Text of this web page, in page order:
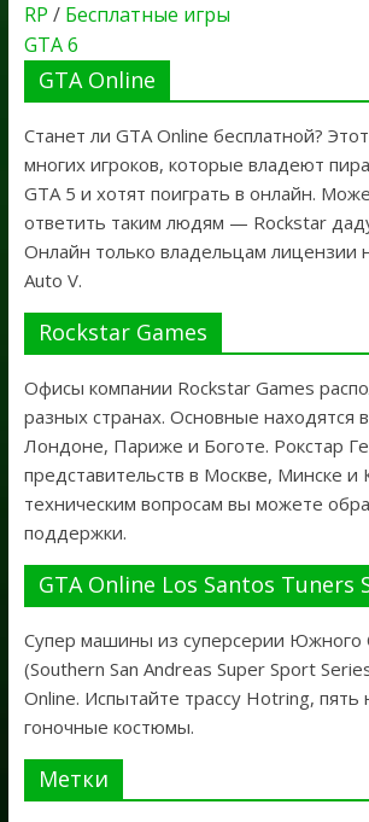
RP / Бесплатные игры
GTA 6
GTA Online
Станет ли GTA Online бесплатной?
многих игроков, которые владеют
GTA 5 и хотят поиграть в онлайн.
ответить таким людям — Rockstar
Онлайн только владельцам лицензии
Auto V.
Rockstar Games
Офисы компании Rockstar Games
разных странах. Основные находятся
Лондоне, Париже и Боготе. Рокстар
представительств в Москве, Минске и
техническим вопросам вы можете
поддержки.
GTA Online Los Santos Tuners
Супер машины из суперсерии Южного
(Southern San Andreas Super Sport
Online. Испытайте трассу Hotring, пять
гоночные костюмы.
Метки